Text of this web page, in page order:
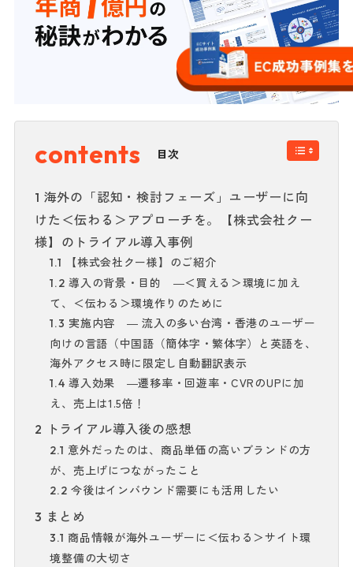
目次
1 海外の「認知・検討フェーズ」ユーザーに向
けた＜伝わる＞アプローチを。【株式会社クー
様】のトライアル導入事例
1.1 【株式会社クー様】のご紹介
1.2 導入の背景・目的 ―＜買える＞環境に加え
て、＜伝わる＞環境作りのために
1.3 実施内容 ― 流入の多い台湾・香港のユーザー
向けの言語（中国語（簡体字・繁体字）と英語を、
海外アクセス時に限定し自動翻訳表示
1.4 導入効果 ―遷移率・回遊率・CVRのUPに加
え、売上は1.5倍！
2
トライアル導入後の感想
2.1 意外だったのは、商品単価の高いブランドの方
が、売上げにつながったこと
2.2 今後はインバウンド需要にも活用したい
3 まとめ
3.1 商品情報が海外ユーザーに＜伝わる＞サイト環
境整備の大切さ